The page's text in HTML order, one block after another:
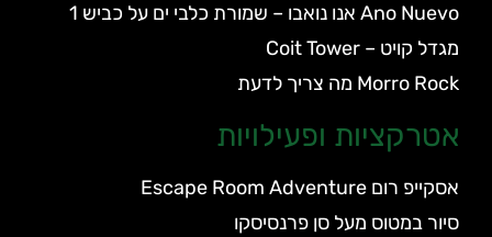
Ano Nuevo אנו נואבו – שמורת כלבי ים על כביש 1
מגדל קויט – Coit Tower
Morro Rock מה צריך לדעת
אטרקציות ופעילויות
אסקייפ רום Escape Room Adventure
סיור במטוס מעל סן פרנסיסקו